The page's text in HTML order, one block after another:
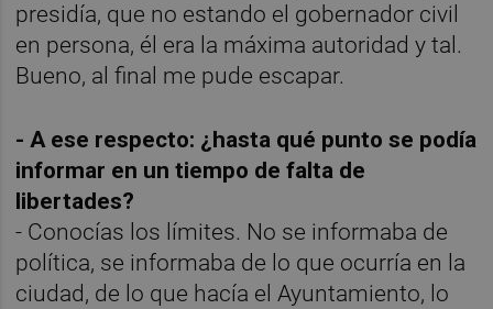
presidía, que no estando el gobernador civil
en persona, él era la máxima autoridad y tal.
Bueno, al final me pude escapar.
- A ese respecto: ¿hasta qué punto se podía
informar en un tiempo de falta de
libertades?
- Conocías los límites. No se informaba de
política, se informaba de lo que ocurría en la
ciudad, de lo que hacía el Ayuntamiento, lo